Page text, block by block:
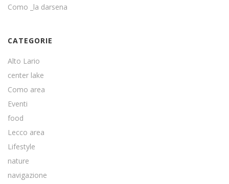
Como _la darsena
CATEGORIE
Alto Lario
center lake
Como area
Eventi
food
Lecco area
Lifestyle
nature
navigazione